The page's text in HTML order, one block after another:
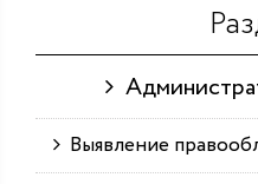
Выявление